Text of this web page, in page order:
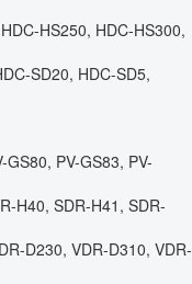
HS250, HDC-HS300,
SD20, HDC-SD5,
PV-GS83, PV-
H40, SDR-H41, SDR-
D230, VDR-D310, VDR-